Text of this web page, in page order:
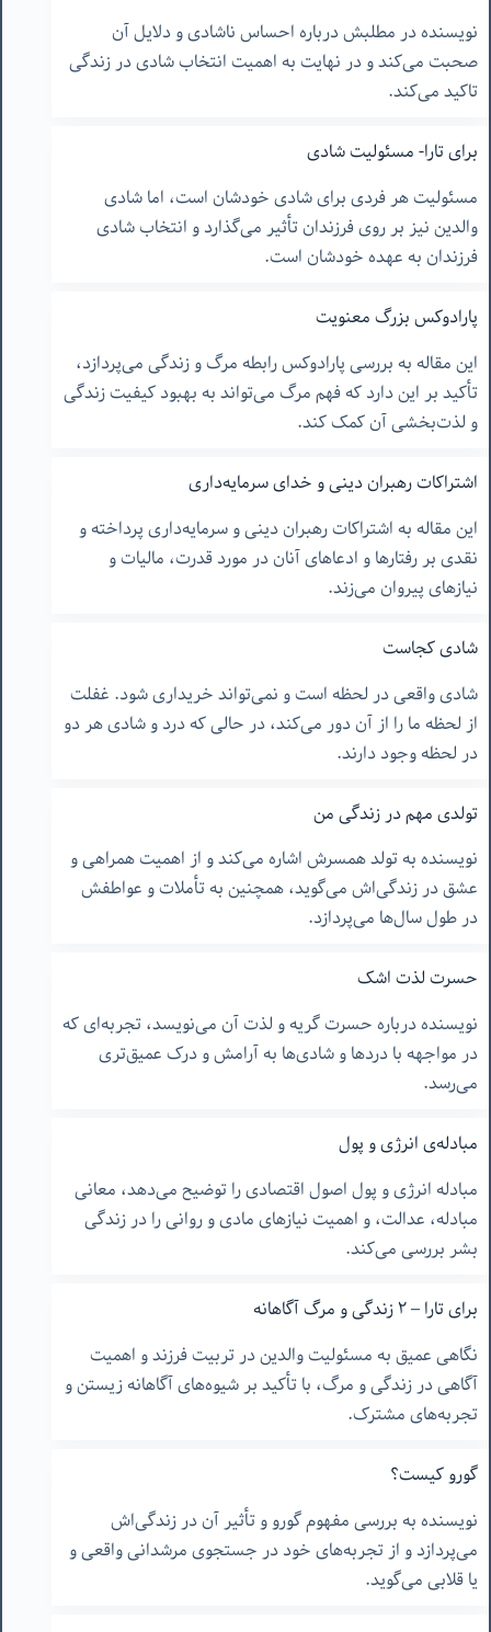
نویسنده در مطلبش درباره احساس ناشادی و دلایل آن
صحبت می‌کند و در نهایت به اهمیت انتخاب شادی در زندگی
تاکید می‌کند.
برای تارا- مسئولیت شادی
مسئولیت هر فردی برای شادی خودشان است، اما شادی
والدین نیز بر روی فرزندان تأثیر می‌گذارد و انتخاب شادی
فرزندان به عهده خودشان است.
پارادوکس بزرگ معنویت
این مقاله به بررسی پارادوکس رابطه مرگ و زندگی می‌پردازد،
تأکید بر این دارد که فهم مرگ می‌تواند به بهبود کیفیت زندگی
و لذت‌بخشی آن کمک کند.
اشتراکات رهبران دینی و خدای سرمایه‌داری
این مقاله به اشتراکات رهبران دینی و سرمایه‌داری پرداخته و
نقدی بر رفتارها و ادعاهای آنان در مورد قدرت، مالیات و
نیازهای پیروان می‌زند.
شادی کجاست
شادی واقعی در لحظه است و نمی‌تواند خریداری شود. غفلت
از لحظه ما را از آن دور می‌کند، در حالی که درد و شادی هر دو
در لحظه وجود دارند.
تولدی مهم در زندگی من
نویسنده به تولد همسرش اشاره می‌کند و از اهمیت همراهی و
عشق در زندگی‌اش می‌گوید، همچنین به تأملات و عواطفش
در طول سال‌ها می‌پردازد.
حسرت لذت اشک
نویسنده درباره حسرت گریه و لذت آن می‌نویسد، تجربه‌ای که
در مواجهه با دردها و شادی‌ها به آرامش و درک عمیق‌تری
می‌رسد.
مبادله‌ی انرژی و پول
مبادله انرژی و پول اصول اقتصادی را توضیح می‌دهد، معانی
مبادله، عدالت، و اهمیت نیازهای مادی و روانی را در زندگی
بشر بررسی می‌کند.
برای تارا – ٢ زندگی و مرگ آگاهانه
نگاهی عمیق به مسئولیت والدین در تربیت فرزند و اهمیت
آگاهی در زندگی و مرگ، با تأکید بر شیوه‌های آگاهانه زیستن و
تجربه‌های مشترک.
گورو کیست؟
نویسنده به بررسی مفهوم گورو و تأثیر آن در زندگی‌اش
می‌پردازد و از تجربه‌های خود در جستجوی مرشدانی واقعی و
یا قلابی می‌گوید.